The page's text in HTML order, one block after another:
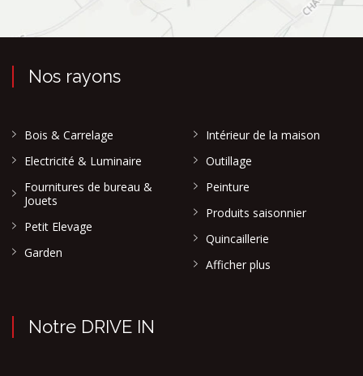
Nos rayons
Bois & Carrelage
Electricité & Luminaire
Fournitures de bureau &
Jouets
Petit Elevage
Garden
Intérieur de la maison
Outillage
Peinture
Produits saisonnier
Quincaillerie
Afficher plus
Notre DRIVE IN